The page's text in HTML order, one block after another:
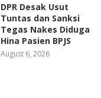
DPR Desak Usut
Tuntas dan Sanksi
Tegas Nakes Diduga
Hina Pasien BPJS
August 6, 2026